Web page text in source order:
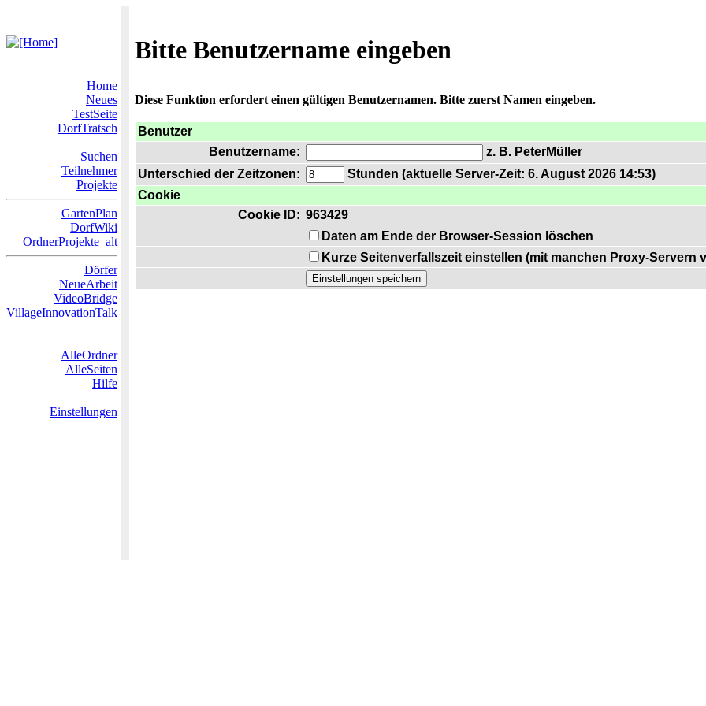
Bitte Benutzername eingeben
Home
Neues
TestSeite
DorfTratsch
Suchen
Teilnehmer
Projekte
GartenPlan
DorfWiki
OrdnerProjekte_alt
Dörfer
NeueArbeit
VideoBridge
VillageInnovationTalk
AlleOrdner
AlleSeiten
Hilfe
Einstellungen
Diese Funktion erfordert einen gültigen Benutzernamen. Bitte zuerst Namen eingeben.
Benutzer
Benutzername:
z. B. PeterMüller
Unterschied der Zeitzonen:
Stunden (aktuelle Server-Zeit: 6. August 2026 14:53)
Cookie
Cookie ID: 963429
Daten am Ende der Browser-Session löschen
Kurze Seitenverfallszeit einstellen (mit manchen Proxy-Servern